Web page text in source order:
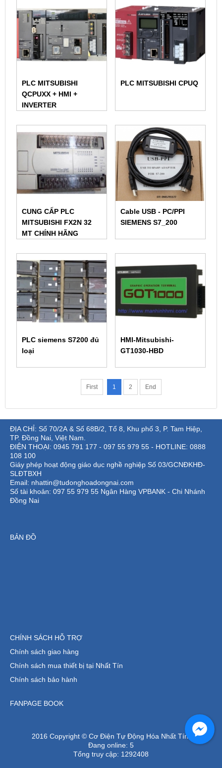
PLC MITSUBISHI
QCPUXX + HMI +
INVERTER
PLC MITSUBISHI CPUQ
CUNG CẤP PLC
MITSUBISHI FX2N 32
MT CHÍNH HÃNG
Cable USB - PC/PPI
SIEMENS S7_200
PLC siemens S7200 đủ
loại
HMI-Mitsubishi-
GT1030-HBD
First 1 2 End
ĐỊA CHỈ: Số 70/2A & Số 68B/2, Tổ 8, Khu phố 3, P. Tam Hiệp,
TP. Đồng Nai, Việt Nam.
ĐIỆN THOẠI: 0945 791 177 - 097 55 979 55 - HOTLINE: 0888
108 100
Giáy phép hoạt động giáo dục nghề nghiệp Số 03/GCNĐKHĐ-
SLĐTBXH
Email: nhattin@tudonghoadongnai.com
Số tài khoản: 097 55 979 55 Ngân Hàng VPBANK - Chi Nhánh
Đồng Nai
BẢN ĐỒ
CHÍNH SÁCH HỖ TRỢ
Chính sách giao hàng
Chính sách mua thiết bị tại Nhất Tín
Chính sách bảo hành
FANPAGE BOOK
2016 Copyright © Cơ Điện Tự Động Hóa Nhất Tín.
Đang online: 5
Tổng truy cập: 1292408